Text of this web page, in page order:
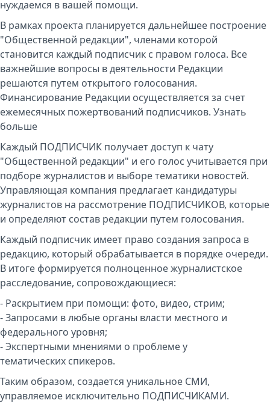
нуждаемся в вашей помощи.
В рамках проекта планируется дальнейшее построение
"Общественной редакции", членами которой
становится каждый подписчик с правом голоса. Все
важнейшие вопросы в деятельности Редакции
решаются путем открытого голосования.
Финансирование Редакции осуществляется за счет
ежемесячных пожертвований подписчиков. Узнать
больше
Каждый ПОДПИСЧИК получает доступ к чату
"Общественной редакции" и его голос учитывается при
подборе журналистов и выборе тематики новостей.
Управляющая компания предлагает кандидатуры
журналистов на рассмотрение ПОДПИСЧИКОВ, которые
и определяют состав редакции путем голосования.
Каждый подписчик имеет право создания запроса в
редакцию, который обрабатывается в порядке очереди.
В итоге формируется полноценное журналистское
расследование, сопровождающиеся:
- Раскрытием при помощи: фото, видео, стрим;
- Запросами в любые органы власти местного и
федерального уровня;
- Экспертными мнениями о проблеме у
тематических спикеров.
Таким образом, создается уникальное СМИ,
управляемое исключительно ПОДПИСЧИКАМИ.